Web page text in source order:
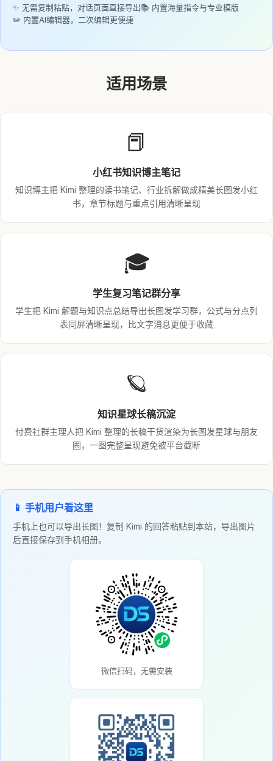
✨ 无需复制粘贴，对话页面直接导出📚 内置海量指令与专业模版
✏️ 内置AI编辑器，二次编辑更便捷
适用场景
📕
小红书知识博主笔记
知识博主把 Kimi 整理的读书笔记、行业拆解做成精美长图发小红
书，章节标题与重点引用清晰呈现
🎓
学生复习笔记群分享
学生把 Kimi 解题与知识点总结导出长图发学习群，公式与分点列
表同屏清晰呈现，比文字消息更便于收藏
🪐
知识星球长稿沉淀
付费社群主理人把 Kimi 整理的长稿干货渲染为长图发星球与朋友
圈，一图完整呈现避免被平台截断
📱 手机用户看这里
手机上也可以导出长图！复制 Kimi 的回答粘贴到本站，导出图片
后直接保存到手机相册。
微信扫码，无需安装